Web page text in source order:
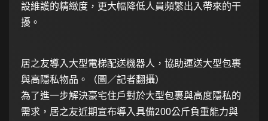
設維護的精緻度，更大幅降低人員頻繁出入帶來的干
擾。
居之友導入大型電梯配送機器人，協助運送大型包裹
與高隱私物品。（圖／記者翻攝）
為了進一步解決豪宅住戶對於大型包裹與高度隱私的
需求，居之友近期宣布導入具備200公斤負重能力與